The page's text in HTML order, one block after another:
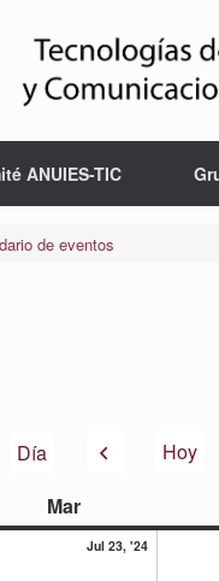
ANUIES-TIC
de eventos
Día AnteriorHoy
Marmartes
Jul 23, '2423